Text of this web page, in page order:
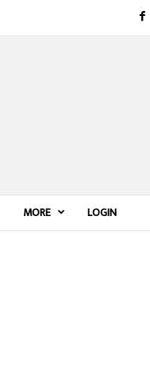
MORE LOGIN